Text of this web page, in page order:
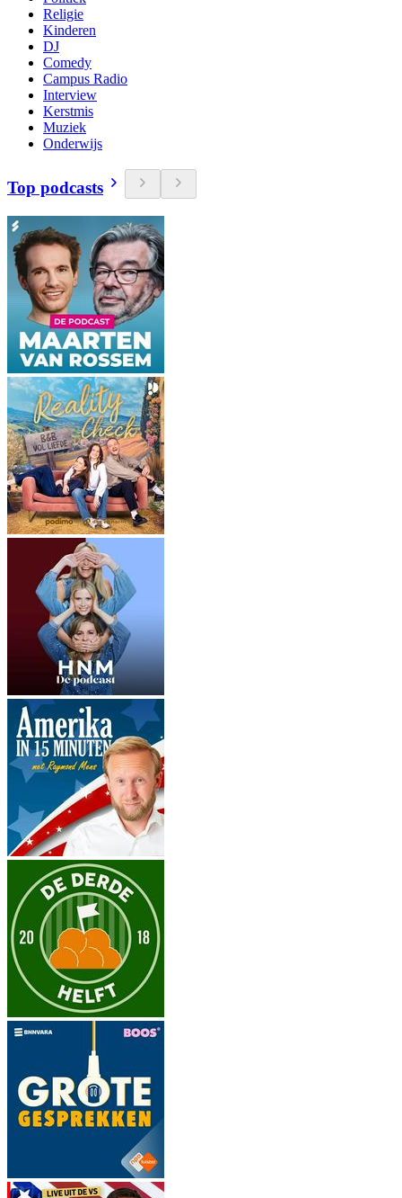
Religie
Kinderen
DJ
Comedy
Campus Radio
Interview
Kerstmis
Muziek
Onderwijs
Top podcasts